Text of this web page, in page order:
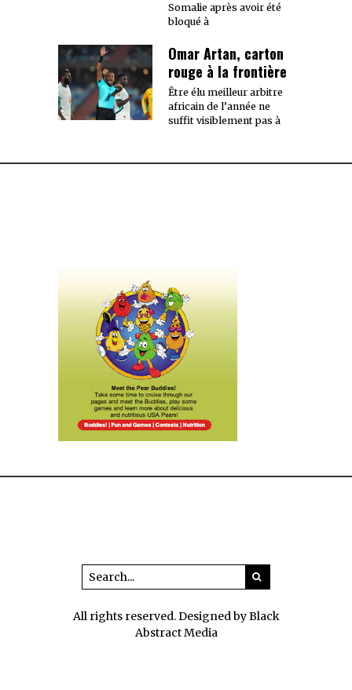
Somalie après avoir été
bloqué à
Omar Artan, carton
rouge à la frontière
Être élu meilleur arbitre
africain de l’année ne
suffit visiblement pas à
All rights reserved. Designed by Black
Abstract Media